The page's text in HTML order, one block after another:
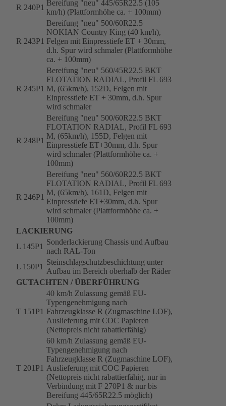
R 240P1
Bereifung "neu" 445/65R22.5 (105
km/h) (Plattformhöhe ca. + 100mm)
R 243P1
Bereifung "neu" 500/60R22.5
NOKIAN Country King (40 km/h),
Felgen mit Einpresstiefe ET + 30mm,
d.h. Spur wird schmaler (Plattformhöhe
ca. + 100mm)
R 245P1
Bereifung "neu" 560/45R22.5 BKT
FLOTATION RADIAL, Profil FL 693
M, (65km/h), 152D, Felgen mit
Einpresstiefe ET + 30mm, d.h. Spur
wird schmaler
R 248P1
Bereifung "neu" 500/60R22.5 BKT
FLOTATION RADIAL, Profil FL 693
M, (65km/h), 155D, Felgen mit
Einpresstiefe ET+30mm, d.h. Spur
wird schmaler (Plattformhöhe ca. +
100mm)
R 246P1
Bereifung "neu" 560/60R22.5 BKT
FLOTATION RADIAL, Profil FL 693
M, (65km/h), 161D, Felgen mit
Einpresstiefe ET+30mm, d.h. Spur
wird schmaler (Plattformhöhe ca. +
100mm)
LACKIERUNG
L 145P1
Sonderlackierung Chassis und Aufbau
nach RAL-Ton
L 150P1
Steinschlagschutzbeschichtung unter
Aufbau im Bereich oberhalb der Räder
GUTACHTEN / ÜBERFÜHRUNG
T 151P1
40 km/h Zulassung gemäß EU-
Typengenehmigung nach
Fahrzeugklasse R (Zugmaschine LOF),
Auslieferung mit COC Papieren
(Nettopreis nicht rabattierfähig)
T 201P1
60 km/h Zulassung gemäß EU-
Typengenehmigung nach
Fahrzeugklasse R (Zugmaschine LOF),
Auslieferung mit COC Papieren
(Nettopreis nicht rabattierfähig, nur in
Verbindung mit F 270P1 & nur bis
Bereifung 445/65R22.5 möglich)